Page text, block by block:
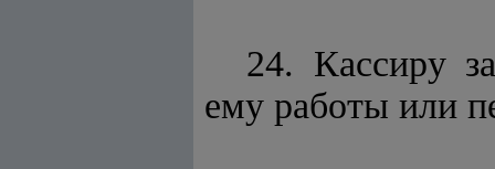
24. Кассиру
ему работы или